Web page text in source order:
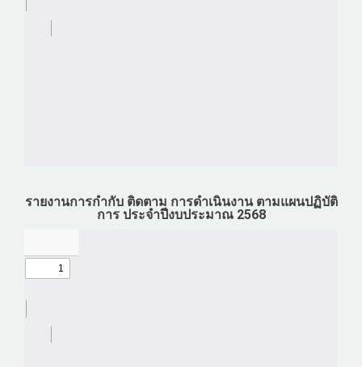
รายงานการกำกับ ติดตาม การดำเนินงาน ตามแผนปฏิบัติ
การ ประจำปีงบประมาณ 2568